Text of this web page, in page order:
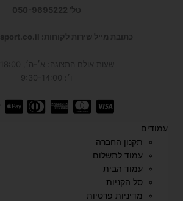
טל' 050-9695222
כתובת מייל שירות לקוחות: hello@idosport.co.il
שעות אולם התצוגה: א׳-ה׳, 9:00-18:00
ו׳: 9:30-14:00
עמודים
תקנון החברה
עמוד לתשלום
עמוד הבית
סל הקניות
מדיניות פרטיות